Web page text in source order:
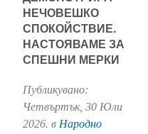
НЕЧОВЕШКО
СПОКОЙСТВИЕ.
НАСТОЯВАМЕ ЗА
СПЕШНИ МЕРКИ
Публикувано:
Четвъртък, 30 Юли
2026. в Народно